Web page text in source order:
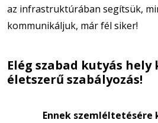
az infrastruktúrában segítsük,
kommunikáljuk, már fél siker!
Elég szabad kutyás
életszerű szabályozás!
Ennek